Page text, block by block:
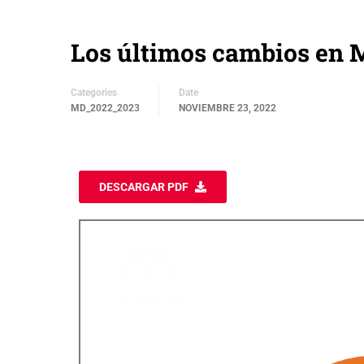
Los últimos cambios en
Categories
MD_2022_2023
Date
NOVIEMBRE 23, 2022
DESCARGAR PDF